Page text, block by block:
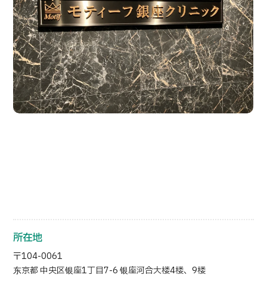
运营公司
个人信息保护政策
公司指南与政策
JTB治理
所在地
〒104-0061
东京都 中央区银座1丁目7-6 银座河合大楼4楼、9楼